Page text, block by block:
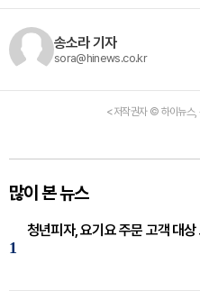
송소라 기자
sora@hinews.co.kr
<저작권자 © 하이뉴스,
많이 본 뉴스
1
청년피자, 요기요 주문 고객 대상